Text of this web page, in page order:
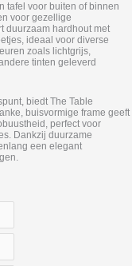
tafel voor buiten of binnen
voor gezellige
duurzaam hardhout met
ideaal voor diverse
zoals lichtgrijs,
tinten geleverd
biedt The Table
buisvormige frame geeft
perfect voor
Dankzij duurzame
een elegant